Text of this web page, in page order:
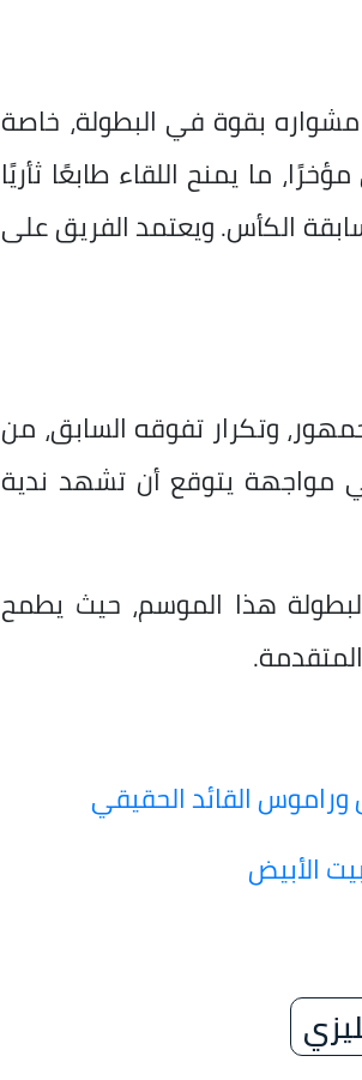
بقوة في البطولة، خاصة
ما يمنح اللقاء طابعًا ثأريًا
الكأس. ويعتمد الفريق على
وتكرار تفوقه السابق، من
مواجهة يتوقع أن تشهد ندية
هذا الموسم، حيث يطمح
وراموس القائد الحقيقي
الأبيض